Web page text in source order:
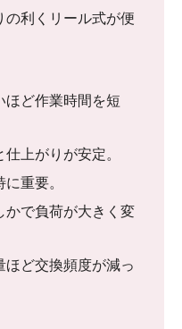
の利くリール式が便
ほど作業時間を短
上がりが安定。
重要。
かで負荷が大きく変
ほど交換頻度が減っ